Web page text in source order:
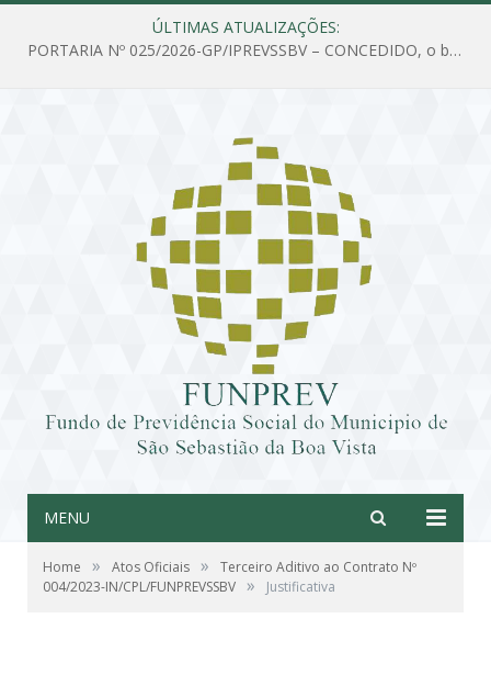
ÚLTIMAS ATUALIZAÇÕES:
PORTARIA Nº 025/2026-GP/IPREVSSBV – CONCEDIDO, o benefício de PENSÃO a MARIA ESTELA DOS SANTOS SOUZA
MENU
Home » Atos Oficiais »
Terceiro Aditivo ao Contrato Nº
004/2023-IN/CPL/FUNPREVSSBV » Justificativa